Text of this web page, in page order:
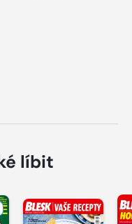
líbit